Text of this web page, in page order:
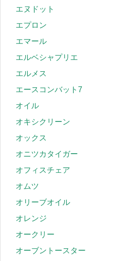
エヌドット
エプロン
エマール
エルベシャプリエ
エルメス
エースコンバット7
オイル
オキシクリーン
オックス
オニツカタイガー
オフィスチェア
オムツ
オリーブオイル
オレンジ
オークリー
オーブントースター